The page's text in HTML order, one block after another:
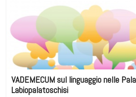
VADEMECUM sul linguaggio nelle
Labiopalatoschisi